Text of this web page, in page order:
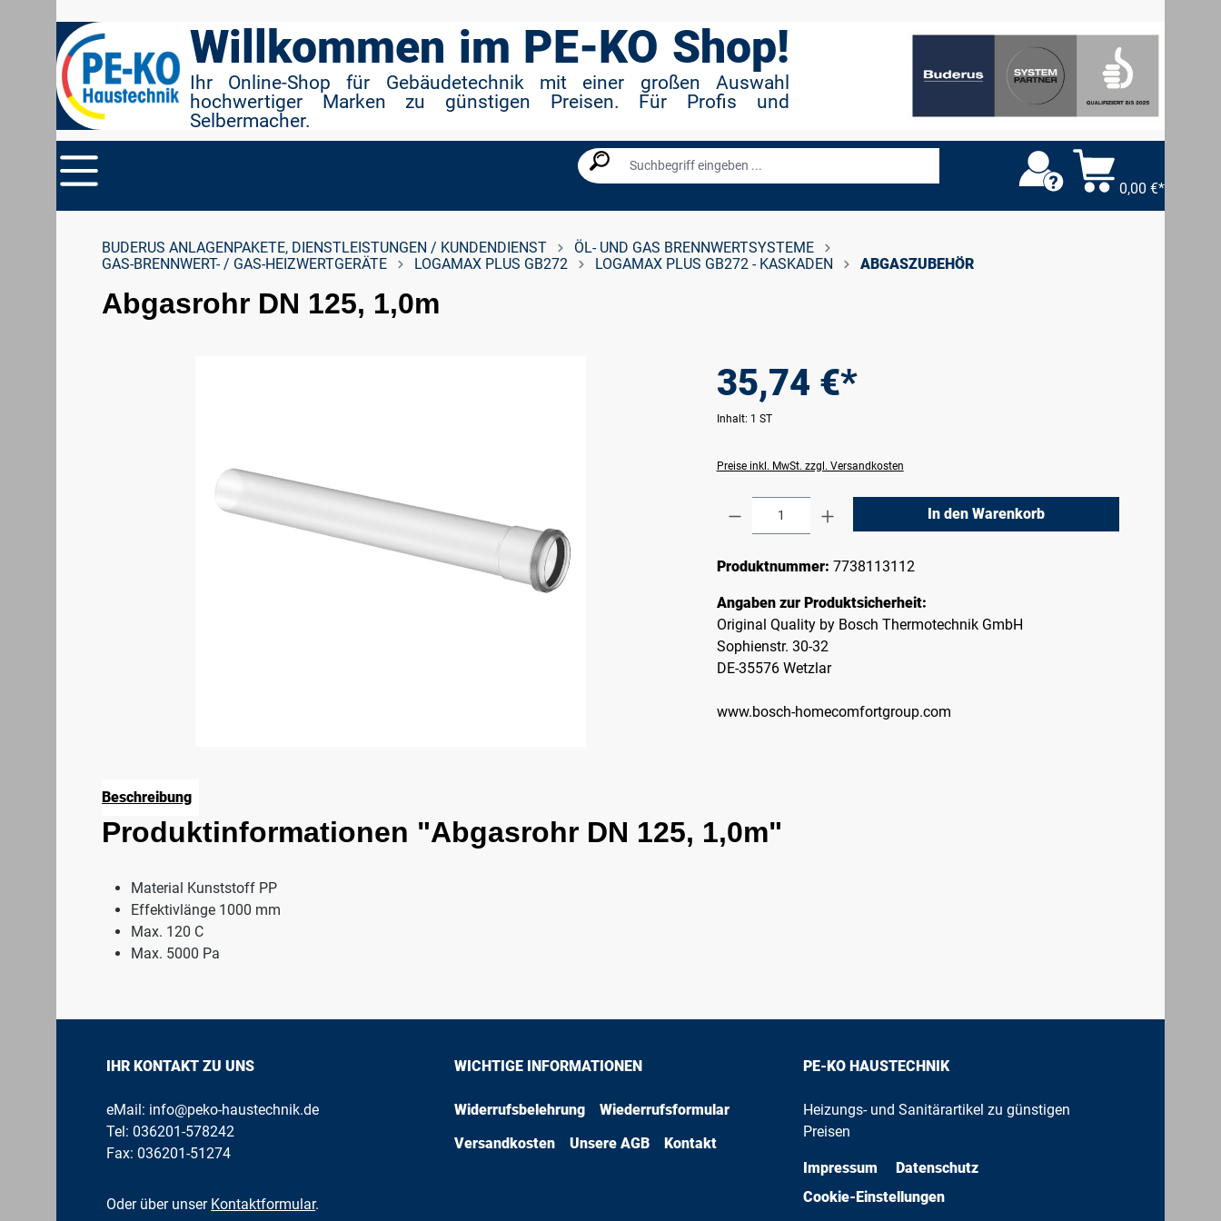
Suche springen
Willkommen im PE-KO Shop!
Ihr Online-Shop für Gebäudetechnik mit einer großen Auswahl
hochwertiger Marken zu günstigen Preisen. Für Profis und
Selbermacher.
0,00 €*
BUDERUS ANLAGENPAKETE, DIENSTLEISTUNGEN / KUNDENDIENST
ÖL- UND GAS BRENNWERTSYSTEME
GAS-BRENNWERT- / GAS-HEIZWERTGERÄTE
LOGAMAX PLUS GB272 LOGAMAX PLUS GB272 - KASKADEN ABGASZUBEHÖR
Abgasrohr DN 125, 1,0m
35,74 €*
Inhalt: 1 ST
Preise inkl. MwSt. zzgl. Versandkosten
Produkt Anzahl: Gib den gewünschten Wert ein
In den Warenkorb
Produktnummer: 7738113112
Angaben zur Produktsicherheit:
Original Quality by Bosch Thermotechnik GmbH
Sophienstr. 30-32
DE-35576 Wetzlar
www.bosch-homecomfortgroup.com
Beschreibung
Produktinformationen "Abgasrohr DN 125, 1,0m"
Material Kunststoff PP
Effektivlänge 1000 mm
Max. 120 C
Max. 5000 Pa
IHR KONTAKT ZU UNS
eMail: info@peko-haustechnik.de
Tel:036201-578242
Fax: 036201-51274
Oder über unser Kontaktformular.
WICHTIGE INFORMATIONEN
Widerrufsbelehrung
Wiederrufsformular
Versandkosten
Unsere AGB Kontakt
PE-KO HAUSTECHNIK
Heizungs- und Sanitärartikel zu günstigen
Preisen
Impressum
Datenschutz
Cookie-Einstellungen